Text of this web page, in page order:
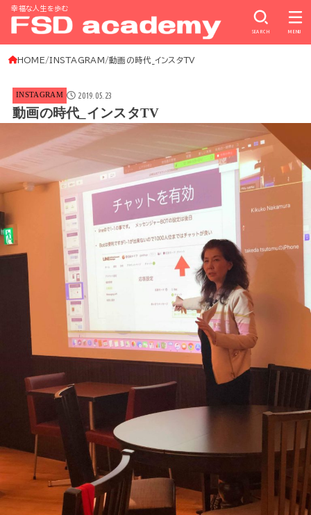
幸福な人生を歩む
SEARCH MENU
HOME INSTAGRAM 動画の時代_インスタTV
INSTAGRAM 2019.05.23
動画の時代_インスタTV